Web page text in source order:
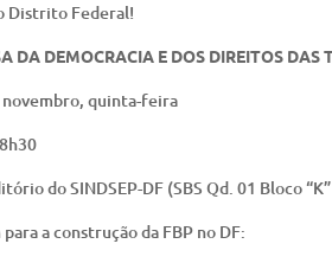
Distrito Federal!
DA DEMOCRACIA E DOS DIREITOS
novembro, quinta-feira
do SINDSEP-DF (SBS Qd. 01 Bloco
a construção da FBP no DF: